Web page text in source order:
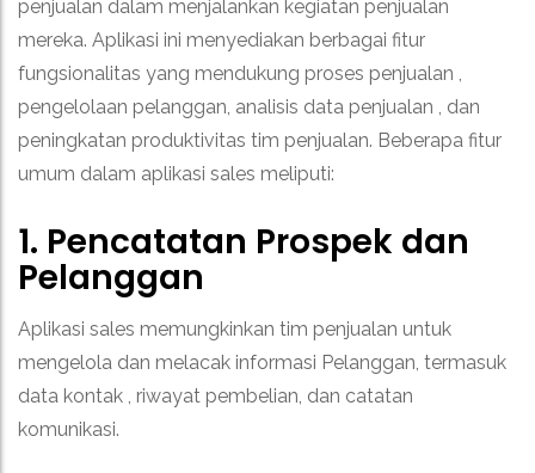
penjualan dalam menjalankan kegiatan penjualan
mereka. Aplikasi ini menyediakan berbagai fitur
fungsionalitas yang mendukung proses penjualan ,
pengelolaan pelanggan, analisis data penjualan , dan
peningkatan produktivitas tim penjualan. Beberapa fitur
umum dalam aplikasi sales meliputi:
1. Pencatatan Prospek dan
Pelanggan
Aplikasi sales memungkinkan tim penjualan untuk
mengelola dan melacak informasi Pelanggan, termasuk
data kontak , riwayat pembelian, dan catatan
komunikasi.